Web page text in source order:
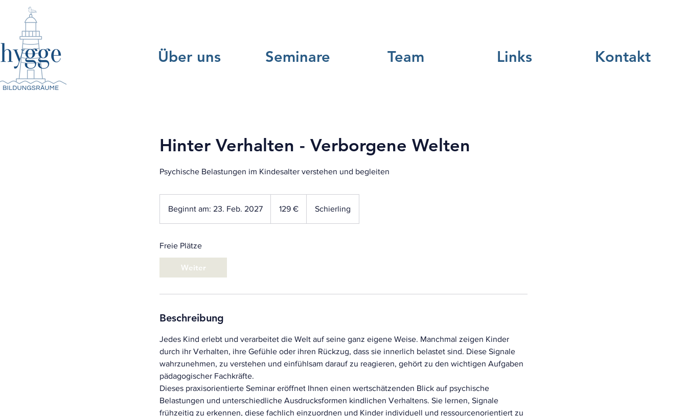
Über uns Seminare Team Links Kontakt
Hinter Verhalten - Verborgene Welten
Psychische Belastungen im Kindesalter verstehen und begleiten
Beginnt am: 23. Feb. 2027
a
3
.
F
b
.
129 € Schierling
Freie Plätze
Weiter
Beschreibung
Jedes Kind erlebt und verarbeitet die Welt auf seine ganz eigene Weise. Manchmal zeigen Kinder
durch ihr Verhalten, ihre Gefühle oder ihren Rückzug, dass sie innerlich belastet sind. Diese Signale
wahrzunehmen, zu verstehen und einfühlsam darauf zu reagieren, gehört zu den wichtigen Aufgaben
pädagogischer Fachkräfte.
Dieses praxisorientierte Seminar eröffnet Ihnen einen wertschätzenden Blick auf psychische
Belastungen und unterschiedliche Ausdrucksformen kindlichen Verhaltens. Sie lernen, Signale
frühzeitig zu erkennen, diese fachlich einzuordnen und Kinder individuell und ressourcenorientiert zu